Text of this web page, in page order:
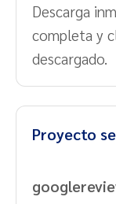
Descarga
completa y
descargado.
Proyecto